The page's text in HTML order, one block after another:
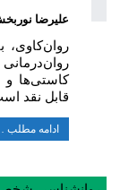
علیرضا
روان‌کاوی،
کاستی‌ها و
قابل نقد
ادامه مطلب